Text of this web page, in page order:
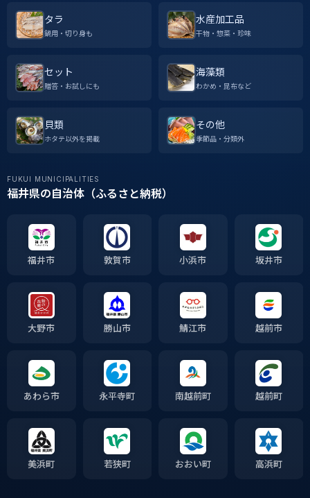
タラ
鍋用・切り身も
水産加工品
干物・惣菜・珍味
セット
贈答・お試しにも
海藻類
わかめ・昆布など
貝類
ホタテ以外を掲載
その他
季節品・分類外
FUKUI MUNICIPALITIES
福井県の自治体（ふるさと納税）
福井市 敦賀市 小浜市 坂井市
大野市 勝山市 鯖江市 越前市
あわら市 永平寺町 南越前町 越前町
美浜町 若狭町 おおい町 高浜町